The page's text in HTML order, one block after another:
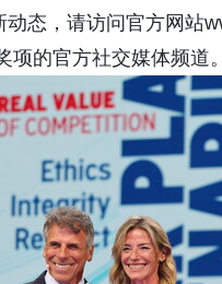
态，请访问官方网站
项的官方社交媒体频道